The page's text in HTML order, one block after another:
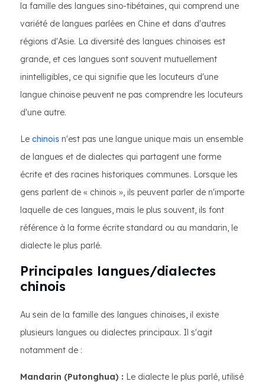
la famille des langues sino-tibétaines, qui comprend une
variété de langues parlées en Chine et dans d'autres
régions d'Asie. La diversité des langues chinoises est
grande, et ces langues sont souvent mutuellement
inintelligibles, ce qui signifie que les locuteurs d'une
langue chinoise peuvent ne pas comprendre les locuteurs
d'une autre.
Le chinois n'est pas une langue unique mais un ensemble
de langues et de dialectes qui partagent une forme
écrite et des racines historiques communes. Lorsque les
gens parlent de « chinois », ils peuvent parler de n'importe
laquelle de ces langues, mais le plus souvent, ils font
référence à la forme écrite standard ou au mandarin, le
dialecte le plus parlé.
Principales langues/dialectes
chinois
Au sein de la famille des langues chinoises, il existe
plusieurs langues ou dialectes principaux. Il s'agit
notamment de :
Mandarin (Putonghua) : Le dialecte le plus parlé, utilisé